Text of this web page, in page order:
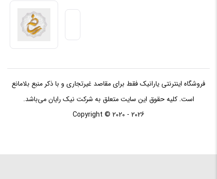
فروشگاه اینترنتی یارانیک فقط برای مقاصد غیرتجاری و با ذکر منبع بلامانع
است. کلیه حقوق این سایت متعلق به شرکت نیک رایان می‌باشد.
Copyright © 2020 - 2026